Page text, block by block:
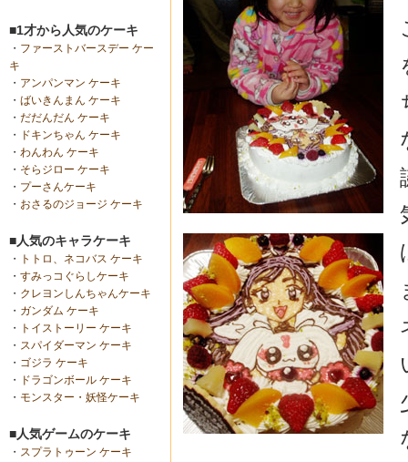
■1才から人気のケーキ
・ ファーストバースデー ケー
キ
・ アンパンマン ケーキ
・ ばいきんまん ケーキ
・ だだんだん ケーキ
・
ドキンちゃん ケーキ
・ わんわん ケーキ
・ そらジロー ケーキ
・ プーさんケーキ
・ おさるのジョージ ケーキ
■人気のキャラケーキ
・
トトロ、ネコバス ケーキ
・ すみっコぐらしケーキ
・ クレヨンしんちゃんケーキ
・ ガンダム ケーキ
・
トイストーリー ケーキ
・ スパイダーマン ケーキ
・ ゴジラ ケーキ
・
ドラゴンボール ケーキ
・ モンスター・妖怪ケーキ
■人気ゲームのケーキ
・ スプラトゥーン ケーキ